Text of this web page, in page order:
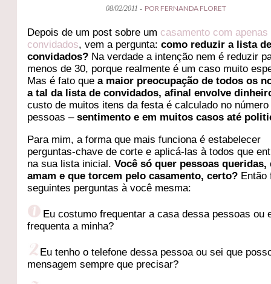
08/02/2011 - POR FERNANDA FLORET
Depois de um post sobre um casamento com apenas
convidados, vem a pergunta:como reduzir a lista
convidados? Na verdade a intenção nem é reduzir
menos de 30, porque realmente é um caso muito
Mas é fato quea maior preocupação de todos os
a tal da lista de convidados, afinal envolve
custo de muitos itens da festa é calculado no número
pessoas –sentimento e em muitos casos até
Para mim, a forma que mais funciona é estabelecer
perguntas-chave de corte e aplicá-las à todos que
na sua lista inicial.Você só quer pessoas queridas,
amam e que torcem pelo casamento, certo? Então
seguintes perguntas à você mesma:
Eu costumo frequentar a casa dessa pessoas ou
frequenta a minha?
Eu tenho o telefone dessa pessoa ou sei que
mensagem sempre que precisar?